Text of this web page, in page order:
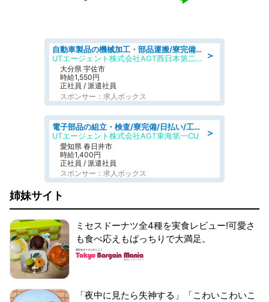
＞
自動車製品の機械加工・部品運搬/寮完備/日払い/工場・製造
UTエージェント株式会社AGT西日本第二CU
大分県 宇佐市
時給1,550円
正社員 / 派遣社員
スポンサー：求人ボックス
＞
電子部品の組立・検査/寮完備/日払い/工場・製造
UTエージェント株式会社AGT東海第一CU
愛知県 春日井市
時給1,400円
正社員 / 派遣社員
スポンサー：求人ボックス
姉妹サイト
ミセスドーナツ全4種を実食レビュー!可愛さ
も食べ応えもばっちりで大満足。
「夜中に見たら失神する」「こわいこわいこ